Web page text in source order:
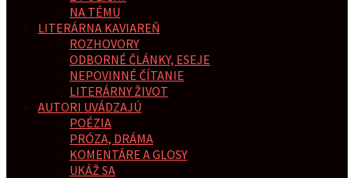
NA TÉMU
LITERÁRNA KAVIAREŇ
ROZHOVORY
ODBORNÉ ČLÁNKY, ESEJE
NEPOVINNÉ ČÍTANIE
LITERÁRNY ŽIVOT
AUTORI UVÁDZAJÚ
POÉZIA
PRÓZA, DRÁMA
KOMENTÁRE A GLOSY
UKÁŽ SA